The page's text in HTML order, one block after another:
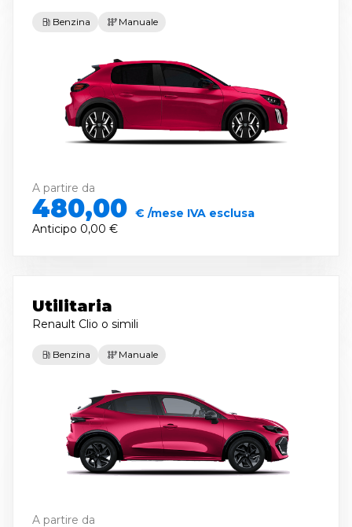
Benzina Manuale
A partire da
480,00 € /mese IVA esclusa
Anticipo 0,00 €
Utilitaria
Renault Clio o simili
Benzina Manuale
A partire da